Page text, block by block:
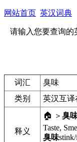
网站首页 英汉词典
请输入您要查询的
词汇
臭味
类别
英汉互译
释义
🏠 ＞ 臭
Taste,
臭味